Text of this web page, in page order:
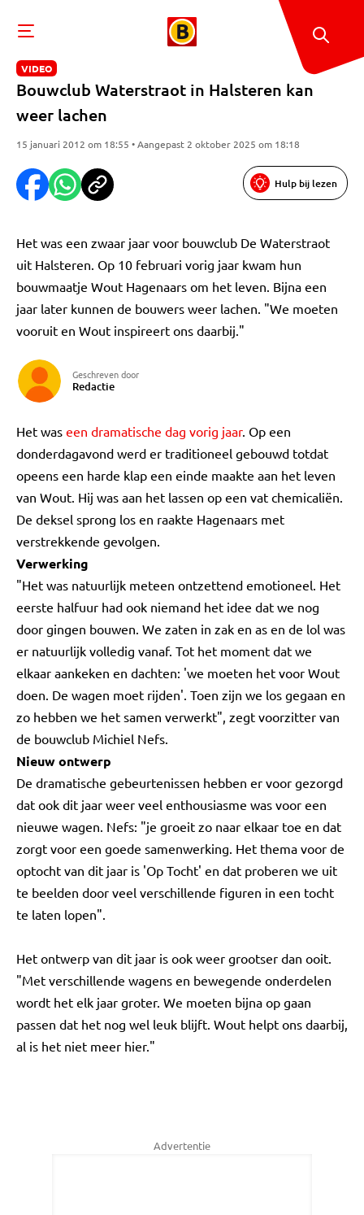
VIDEO
Bouwclub Waterstraot in Halsteren kan
weer lachen
15 januari 2012 om 18:55 • Aangepast 2 oktober 2025 om 18:18
Hulp bij lezen
Het was een zwaar jaar voor bouwclub De Waterstraot
uit Halsteren. Op 10 februari vorig jaar kwam hun
bouwmaatje Wout Hagenaars om het leven. Bijna een
jaar later kunnen de bouwers weer lachen. "We moeten
vooruit en Wout inspireert ons daarbij."
Geschreven door
Redactie
Het was een dramatische dag vorig jaar. Op een
donderdagavond werd er traditioneel gebouwd totdat
opeens een harde klap een einde maakte aan het leven
van Wout. Hij was aan het lassen op een vat chemicaliën.
De deksel sprong los en raakte Hagenaars met
verstrekkende gevolgen.
Verwerking
"Het was natuurlijk meteen ontzettend emotioneel. Het
eerste halfuur had ook niemand het idee dat we nog
door gingen bouwen. We zaten in zak en as en de lol was
er natuurlijk volledig vanaf. Tot het moment dat we
elkaar aankeken en dachten: 'we moeten het voor Wout
doen. De wagen moet rijden'. Toen zijn we los gegaan en
zo hebben we het samen verwerkt", zegt voorzitter van
de bouwclub Michiel Nefs.
Nieuw ontwerp
De dramatische gebeurtenissen hebben er voor gezorgd
dat ook dit jaar weer veel enthousiasme was voor een
nieuwe wagen. Nefs: "je groeit zo naar elkaar toe en dat
zorgt voor een goede samenwerking. Het thema voor de
optocht van dit jaar is 'Op Tocht' en dat proberen we uit
te beelden door veel verschillende figuren in een tocht
te laten lopen".
Het ontwerp van dit jaar is ook weer grootser dan ooit.
"Met verschillende wagens en bewegende onderdelen
wordt het elk jaar groter. We moeten bijna op gaan
passen dat het nog wel leuk blijft. Wout helpt ons daarbij,
al is het niet meer hier."
Advertentie